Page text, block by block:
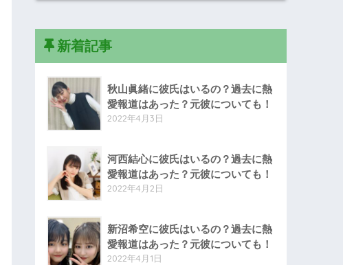
新着記事
秋山眞緒に彼氏はいるの？過去に熱
愛報道はあった？元彼についても！
2022年4月3日
河西結心に彼氏はいるの？過去に熱
愛報道はあった？元彼についても！
2022年4月2日
新沼希空に彼氏はいるの？過去に熱
愛報道はあった？元彼についても！
2022年4月1日